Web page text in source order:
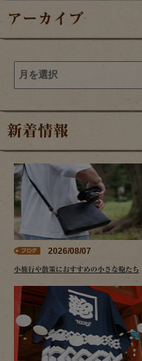
アーカイブ
新着情報
2026/08/07
小旅行や散策におすすめの小さな鞄たち